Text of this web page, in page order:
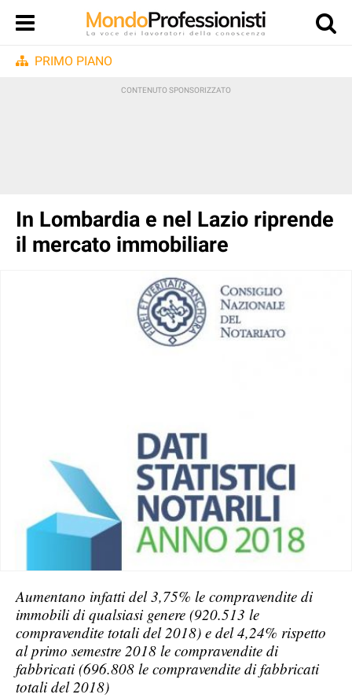
PRIMO PIANO
In Lombardia e nel Lazio riprende
il mercato immobiliare
Aumentano infatti del 3,75% le compravendite di
immobili di qualsiasi genere (920.513 le
compravendite totali del 2018) e del 4,24% rispetto
al primo semestre 2018 le compravendite di
fabbricati (696.808 le compravendite di fabbricati
totali del 2018)